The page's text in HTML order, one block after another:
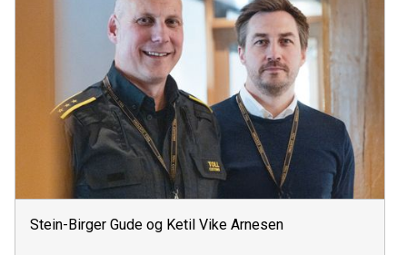
Stein-Birger Gude og Ketil Vike Arnesen